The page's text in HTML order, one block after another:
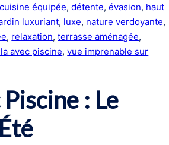
cuisine équipée, détente, évasion, haut
luxuriant, luxe, nature verdoyante
, relaxation, terrasse aménagée
avec piscine, vue imprenable sur
: Le